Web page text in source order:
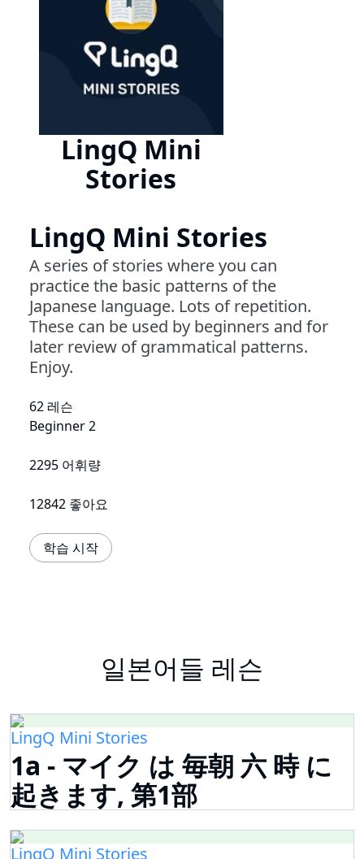
LingQ Mini
Stories
LingQ Mini Stories
A series of stories where you can
practice the basic patterns of the
Japanese language. Lots of repetition.
These can be used by beginners and for
later review of grammatical patterns.
Enjoy.
62 레슨
Beginner 2
2295 어휘량
12842 좋아요
학습 시작
일본어들 레슨
LingQ Mini Stories
1a - マイク は 毎朝 六 時 に
起きます, 第1部
LingQ Mini Stories